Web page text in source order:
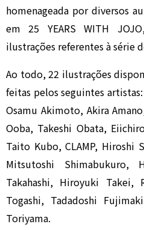
homenageada por diversos
em 25 YEARS WITH
ilustrações referentes à série
Ao todo, 22 ilustrações
feitas pelos seguintes
Osamu Akimoto, Akira
Ooba, Takeshi Obata,
Taito Kubo, CLAMP, Hiroshi
Mitsutoshi Shimabukuro,
Takahashi, Hiroyuki Takei,
Togashi, Tadadoshi
Toriyama.